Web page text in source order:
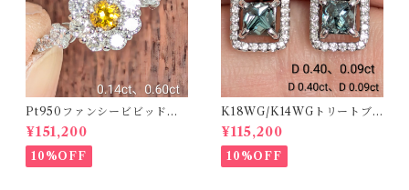
Pt950ファンシービビッドオ
レンジィイエローダイヤリン
グ D 0.144ct D 0.60ct【PR
O208782】
¥151,200
10%OFF
K18WG/K14WGトリートブ
ルーダイヤピアス 【PRO20
8939】
¥115,200
10%OFF